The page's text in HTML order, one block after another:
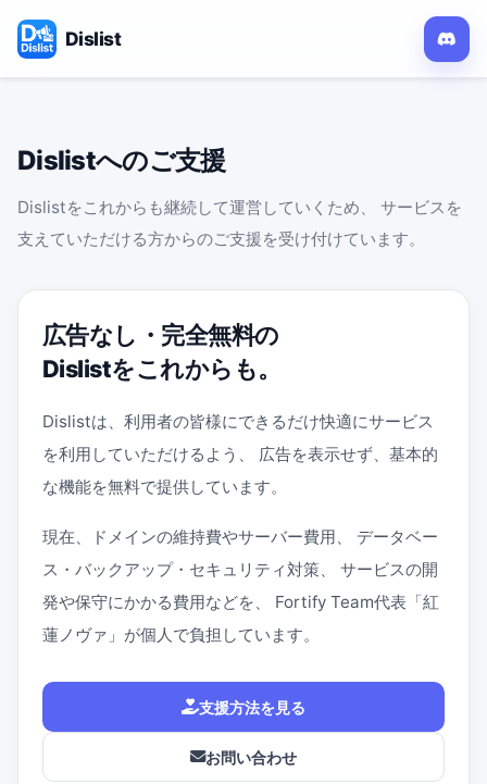
Dislist
Dislistへのご支援
Dislistをこれからも継続して運営していくため、 サービスを
支えていただける方からのご支援を受け付けています。
広告なし・完全無料の
Dislistをこれからも。
Dislistは、利用者の皆様にできるだけ快適にサービス
を利用していただけるよう、 広告を表示せず、基本的
な機能を無料で提供しています。
現在、ドメインの維持費やサーバー費用、 データベー
ス・バックアップ・セキュリティ対策、 サービスの開
発や保守にかかる費用などを、 Fortify Team代表「紅
蓮ノヴァ」が個人で負担しています。
支援方法を見る
お問い合わせ